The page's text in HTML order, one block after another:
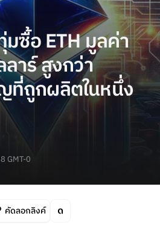
ซื้อ ETH มูลค่า
าร์ สูงกว่า
ที่ถูกผลิตในหนึ่ง
GMT-0
คัดลอกลิงค์